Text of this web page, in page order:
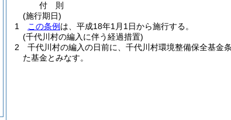
付 則
(施行期日)
1
この条例 は、平成18年1月1日から施行する。
(千代川村の編入に伴う経過措置)
2
千代川村の編入の日前に、千代川村環境整備保全基金
た基金とみなす。